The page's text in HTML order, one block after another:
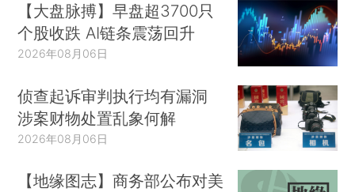
【大盘脉搏】早盘超3700只
个股收跌 AI链条震荡回升
2026年08月06日
侦查起诉审判执行均有漏洞
涉案财物处置乱象何解
2026年08月06日
【地缘图志】商务部公布对美